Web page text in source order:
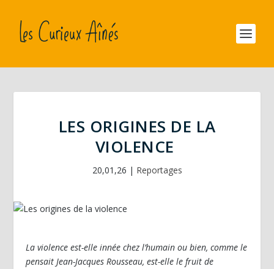
LES ORIGINES DE LA
VIOLENCE
20,01,26 | Reportages
La violence est-elle innée chez l’humain ou bien, comme le
pensait Jean-Jacques Rousseau, est-elle le fruit de